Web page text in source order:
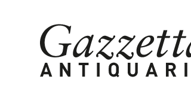
Skip
to
content